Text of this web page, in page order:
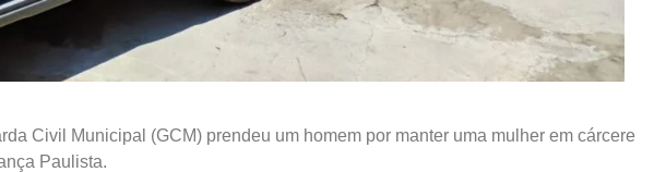
Civil Municipal (GCM) prendeu um homem por manter uma mulher em cárcere
Paulista.